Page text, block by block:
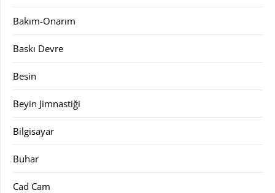
Bakım-Onarım
Baskı Devre
Besin
Beyin Jimnastiği
Bilgisayar
Buhar
Cad Cam